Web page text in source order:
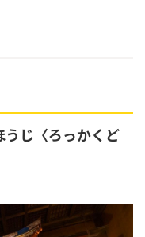
じ〈ろっかくど